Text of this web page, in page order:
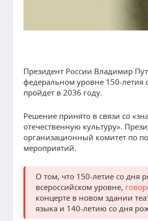
Президент России Владимир
федеральном уровне 150-летия
пройдет в 2036 году.
Решение принято в связи со
отечественную культуру».
организационный комитет по
мероприятий.
О том, что 150-летие со дня
всероссийском уровне,
концерте в новом здании
языка и 140-летию со дня